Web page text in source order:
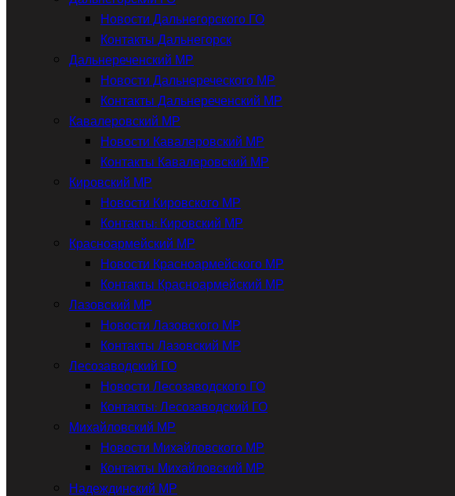
Новости Дальнегорского ГО
Контакты Дальнегорск
Дальнереченский МР
Новости Дальнереческого МР
Контакты Дальнереченский МР
Кавалеровский МР
Новости Кавалеровский МР
Контакты Кавалеровский МР
Кировский МР
Новости Кировского МР
Контакты: Кировский МР
Красноармейский МР
Новости Красноармейского МР
Контакты Красноармейский МР
Лазовский МР
Новости Лазовского МР
Контакты Лазовский МР
Лесозаводский ГО
Новости Лесозаводского ГО
Контакты: Лесозаводский ГО
Михайловский МР
Новости Михайловского МР
Контакты Михайловский МР
Надеждинский МР